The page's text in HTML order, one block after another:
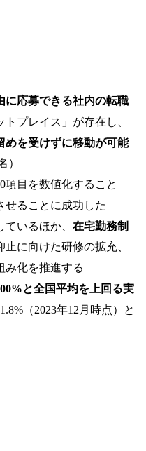
に応募できる社内の転職
プレイス」が存在し、
めを受けずに移動が可能
）
項目を数値化すること
せることに成功した
ているほか、 在宅勤務制
に向けた研修の拡充、
み化を推進する
と全国平均を上回る実
（2023年12月時点）と